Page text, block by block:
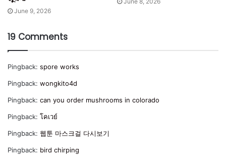
June 9, 2026
19 Comments
Pingback: spore works
Pingback: wongkito4d
Pingback: can you order mushrooms in colorado
Pingback: โคเวย์
Pingback: 웹툰 마스크걸 다시보기
Pingback: bird chirping